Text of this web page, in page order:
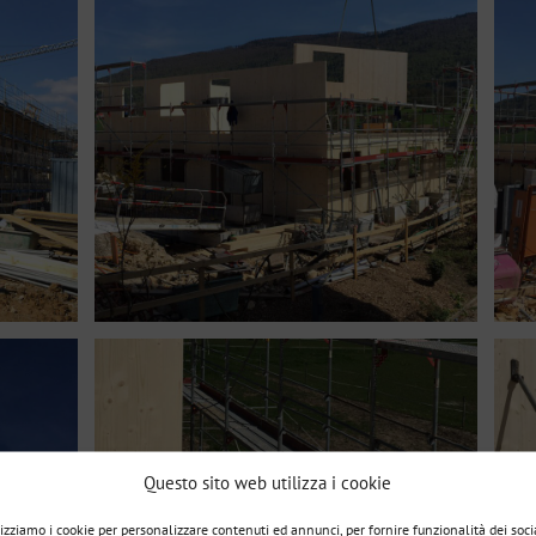
Questo sito web utilizza i cookie
i cookie per personalizzare contenuti ed annunci, per fornire funzionalità dei